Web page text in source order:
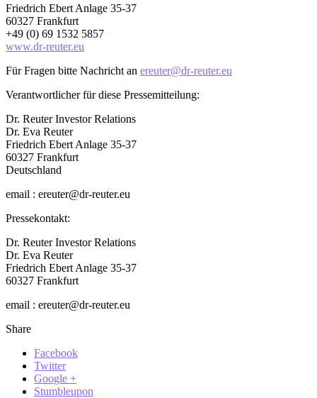
Friedrich Ebert Anlage 35-37
60327 Frankfurt
+49 (0) 69 1532 5857
www.dr-reuter.eu
Für Fragen bitte Nachricht an ereuter@dr-reuter.eu
Verantwortlicher für diese Pressemitteilung:
Dr. Reuter Investor Relations
Dr. Eva Reuter
Friedrich Ebert Anlage 35-37
60327 Frankfurt
Deutschland
email : ereuter@dr-reuter.eu
Pressekontakt:
Dr. Reuter Investor Relations
Dr. Eva Reuter
Friedrich Ebert Anlage 35-37
60327 Frankfurt
email : ereuter@dr-reuter.eu
Share
Facebook
Twitter
Google +
Stumbleupon